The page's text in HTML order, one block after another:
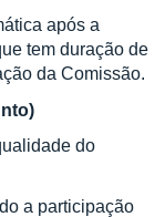
após a
tem duração de
da Comissão.
do
a participação